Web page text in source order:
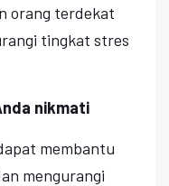
orang terdekat
tingkat stres
nikmati
membantu
mengurangi